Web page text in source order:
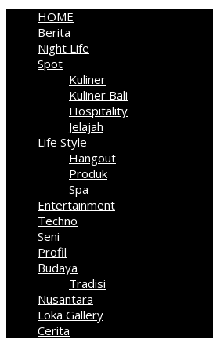
HOME
Berita
Night Life
Spot
Kuliner
Kuliner Bali
Hospitality
Jelajah
Life Style
Hangout
Produk
Spa
Entertainment
Techno
Seni
Profil
Budaya
Tradisi
Nusantara
Loka Gallery
Cerita